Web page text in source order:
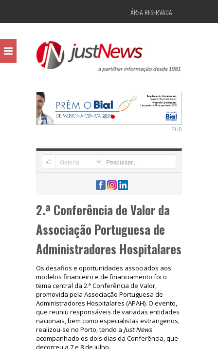
ÁREA RESERVADA
PUB
2.ª Conferência de Valor da
Associação Portuguesa de
Administradores Hospitalares
Os desafios e oportunidades associados aos
modelos financeiro e de financiamento foi o
tema central da 2.ª Conferência de Valor,
promovida pela Associação Portuguesa de
Administradores Hospitalares (APAH). O evento,
que reuniu responsáveis de variadas entidades
nacionais, bem como especialistas estrangeiros,
realizou-se no Porto, tendo a Just News
acompanhado os dois dias da Conferência, que
decorreu a 7 e 8 de julho.